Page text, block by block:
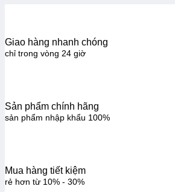
Giao hàng nhanh chóng
chỉ trong vòng 24 giờ
Sản phẩm chính hãng
sản phẩm nhập khẩu 100%
Mua hàng tiết kiệm
rẻ hơn từ 10% - 30%